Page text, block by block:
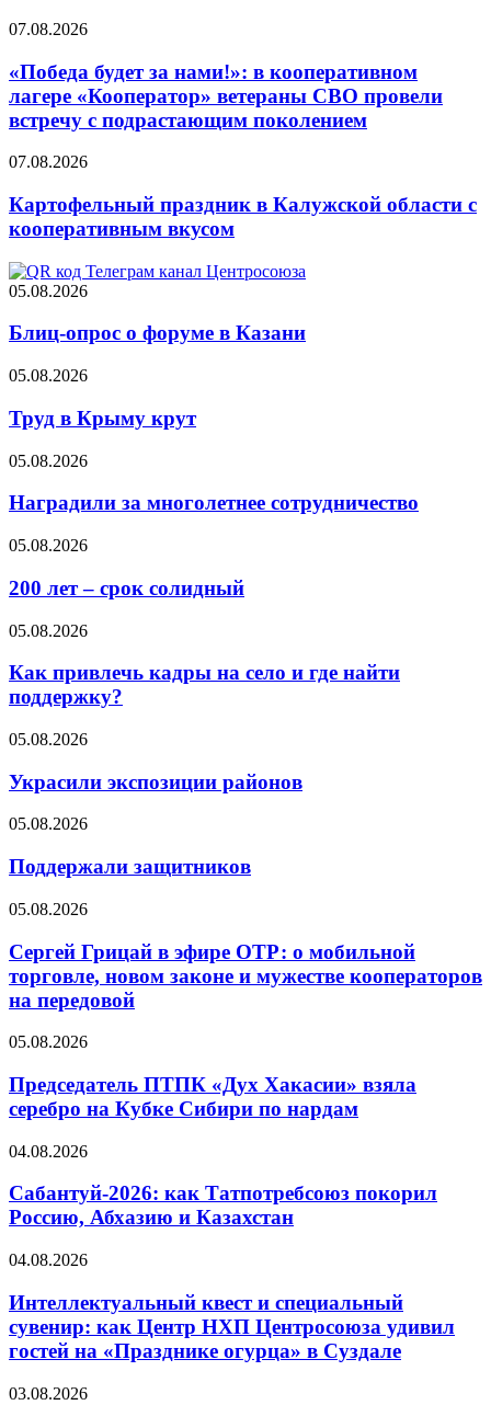
07.08.2026
«Победа будет за нами!»: в кооперативном
лагере «Кооператор» ветераны СВО провели
встречу с подрастающим поколением
07.08.2026
Картофельный праздник в Калужской области с
кооперативным вкусом
05.08.2026
Блиц-опрос о форуме в Казани
05.08.2026
Труд в Крыму крут
05.08.2026
Наградили за многолетнее сотрудничество
05.08.2026
200 лет – срок солидный
05.08.2026
Как привлечь кадры на село и где найти
поддержку?
05.08.2026
Украсили экспозиции районов
05.08.2026
Поддержали защитников
05.08.2026
Сергей Грицай в эфире ОТР: о мобильной
торговле, новом законе и мужестве кооператоров
на передовой
05.08.2026
Председатель ПТПК «Дух Хакасии» взяла
серебро на Кубке Сибири по нардам
04.08.2026
Сабантуй-2026: как Татпотребсоюз покорил
Россию, Абхазию и Казахстан
04.08.2026
Интеллектуальный квест и специальный
сувенир: как Центр НХП Центросоюза удивил
гостей на «Празднике огурца» в Суздале
03.08.2026